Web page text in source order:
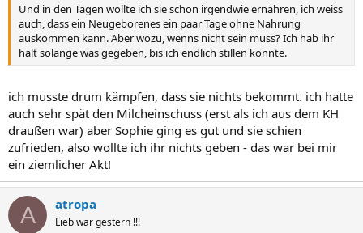
Und in den Tagen wollte ich sie schon irgendwie ernähren, ich weiss
auch, dass ein Neugeborenes ein paar Tage ohne Nahrung
auskommen kann. Aber wozu, wenns nicht sein muss? Ich hab ihr
halt solange was gegeben, bis ich endlich stillen konnte.
ich musste drum kämpfen, dass sie nichts bekommt. ich hatte
auch sehr spät den Milcheinschuss (erst als ich aus dem KH
draußen war) aber Sophie ging es gut und sie schien
zufrieden, also wollte ich ihr nichts geben - das war bei mir
ein ziemlicher Akt!
A atropa
Lieb war gestern !!!